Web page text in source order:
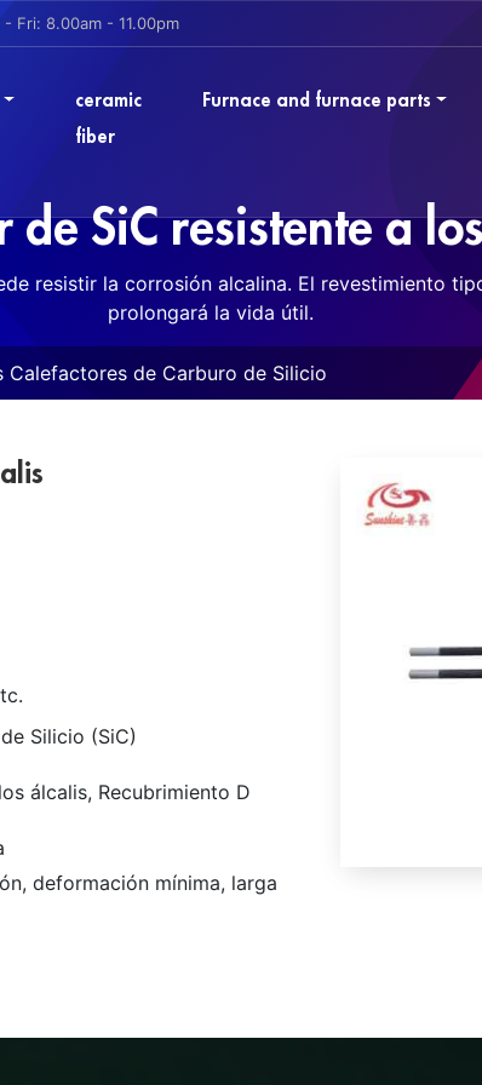
- Fri: 8.00am - 11.00pm
ceramic
fiber
Furnace and furnace parts
de SiC resistente a
resistir la corrosión alcalina. El revestimiento
prolongará la vida útil.
Calefactores de Carburo de Silicio
Silicio (SiC)
álcalis, Recubrimiento D
deformación mínima, larga